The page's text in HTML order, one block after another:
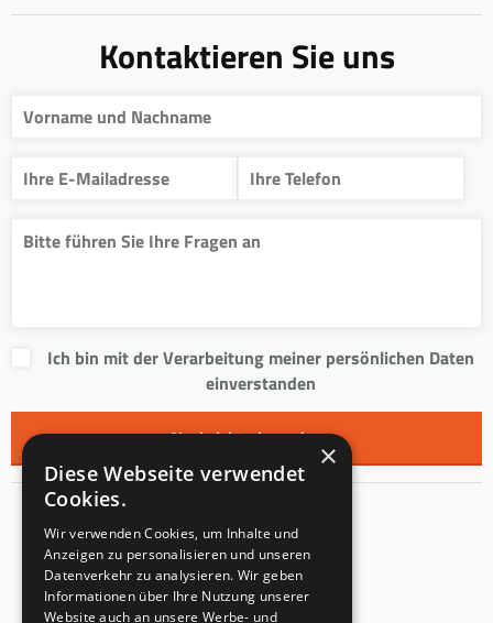
Kontaktieren Sie uns
Ich bin mit der Verarbeitung meiner persönlichen Daten
einverstanden
Kontakt
Innentreppen s.r.o.
Mladoňovice 65
×
Diese Webseite verwendet
Cookies.
Wir verwenden Cookies, um Inhalte und
Anzeigen zu personalisieren und unseren
Datenverkehr zu analysieren. Wir geben
Informationen über Ihre Nutzung unserer
Website auch an unsere Werbe- und